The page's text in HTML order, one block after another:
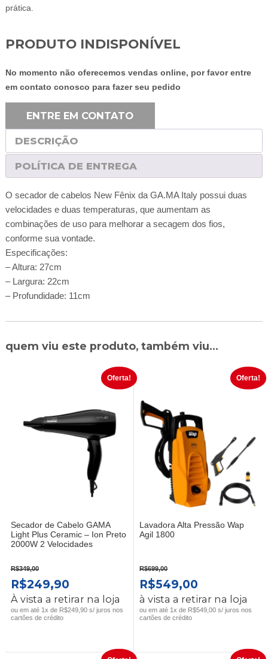
prática.
No momento não oferecemos vendas online, por favor entre
em contato conosco para fazer seu pedido
ENTRE EM CONTATO
PRODUTO INDISPONÍVEL
DESCRIÇÃO
POLÍTICA DE ENTREGA
O secador de cabelos New Fênix da GA.MA Italy possui duas
velocidades e duas temperaturas, que aumentam as
combinações de uso para melhorar a secagem dos fios,
conforme sua vontade.
Especificações:
– Altura: 27cm
– Largura: 22cm
– Profundidade: 11cm
quem viu este produto, também viu...
Oferta!
Secador de Cabelo GAMA
Light Plus Ceramic – Ion Preto
2000W 2 Velocidades
R$349,00
O
PREÇO
ORIGINAL
R$249,90O
PREÇO
ATUAL
À vista a retirar na loja
ou em até 1x de R$249,90 s/ juros nos
cartões de crédito
Oferta!
Lavadora Alta Pressão Wap
Agil 1800
R$699,00
O
PREÇO
ORIGINAL
R$549,00
PREÇO
ATUAL
à vista a retirar na loja
ou em até 1x de R$549,00 s/ juros nos
cartões de crédito